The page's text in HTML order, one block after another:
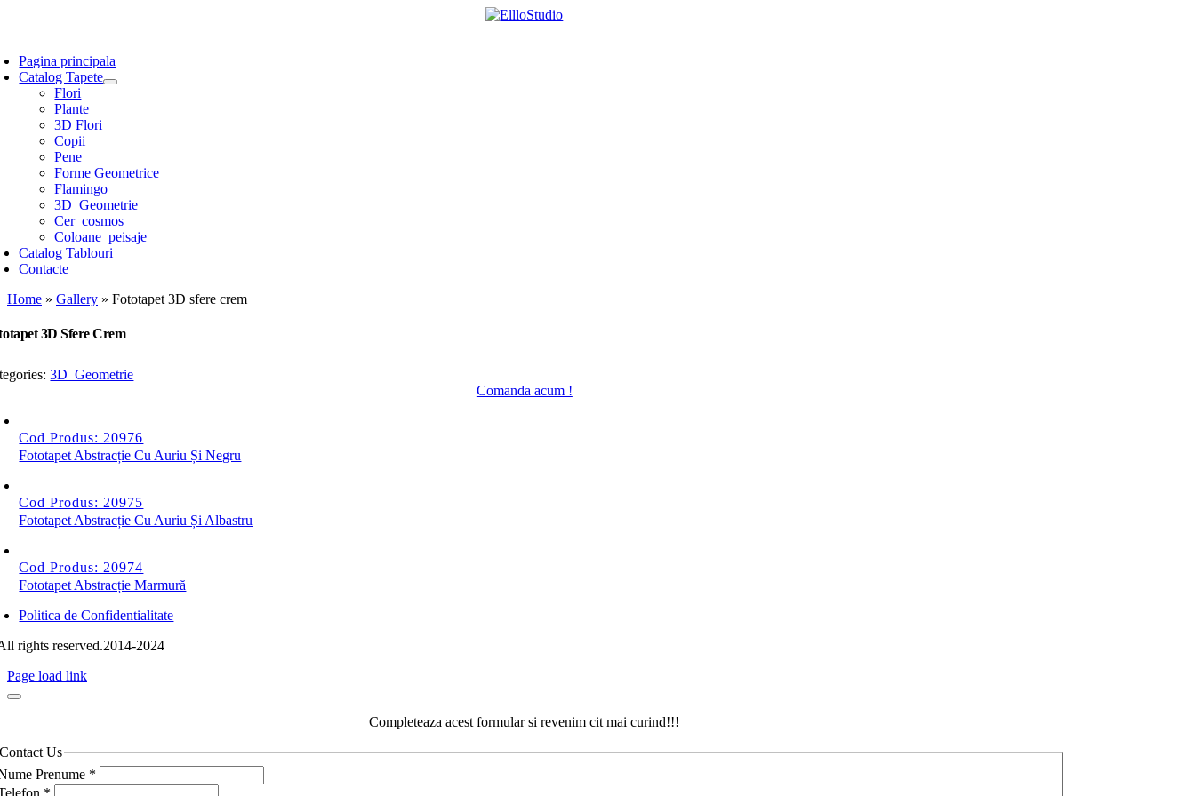
Pagina principala
Catalog Tapete
Flori
Plante
3D Flori
Copii
Pene
Forme Geometrice
Flamingo
3D_Geometrie
Cer_cosmos
Coloane_peisaje
Catalog Tablouri
Contacte
Home » Gallery » Fototapet 3D sfere crem
3D Sfere Crem
3D_Geometrie
Comanda acum !
Cod Produs: 20976
Fototapet Abstracție Cu Auriu Și Negru
Cod Produs: 20975
Fototapet Abstracție Cu Auriu Și Albastru
Cod Produs: 20974
Fototapet Abstracție Marmură
Politica de Confidentialitate
rights reserved.2014-2024
Page load link
Completeaza acest formular si revenim cit mai curind!!!
Contact Us
Prenume *
*